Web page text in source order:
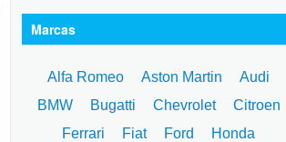
Marcas
Alfa Romeo Aston Martin
Audi
BMW
Bugatti Chevrolet
Citroen
Ferrari
Fiat Ford
Honda